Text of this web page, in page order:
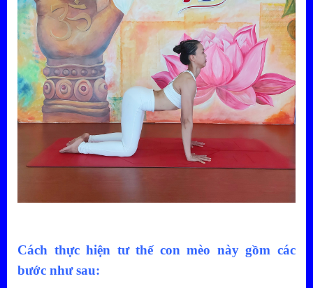
Cách thực hiện tư thế con mèo này gồm các
bước như sau: